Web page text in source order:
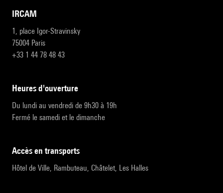
IRCAM
1, place Igor-Stravinsky
75004 Paris
+33 1 44 78 48 43
heures d'ouverture
Du lundi au vendredi de 9h30 à 19h
Fermé le samedi et le dimanche
accès en transports
Hôtel de Ville, Rambuteau, Châtelet, Les Halles